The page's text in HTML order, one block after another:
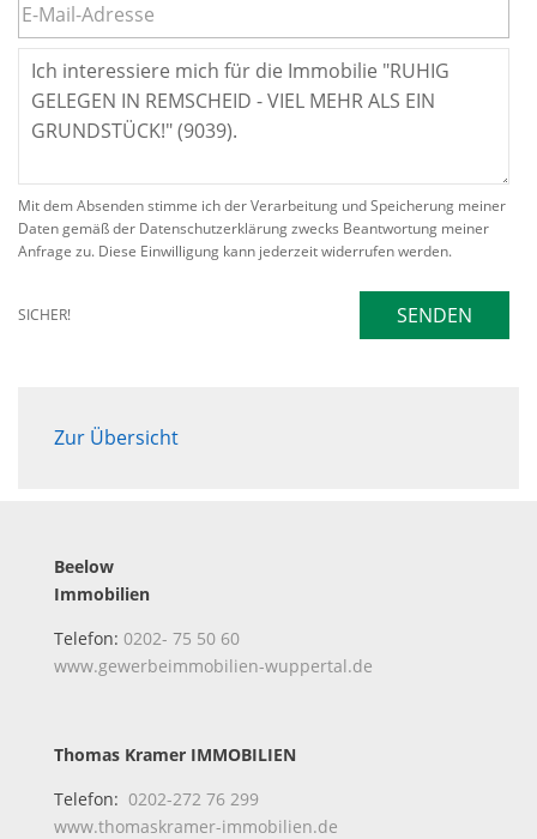
Mit dem Absenden stimme ich der Verarbeitung und Speicherung meiner
Daten gemäß der Datenschutzerklärung zwecks Beantwortung meiner
Anfrage zu. Diese Einwilligung kann jederzeit widerrufen werden.
SICHER! SENDEN
Zur Übersicht
Beelow
Immobilien
Telefon: 0202- 75 50 60
www.gewerbeimmobilien-wuppertal.de
Thomas Kramer IMMOBILIEN
Telefon: 0202-272 76 299
www.thomaskramer-immobilien.de